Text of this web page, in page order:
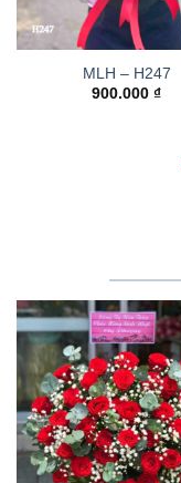
MLH – H247
900.000 ₫